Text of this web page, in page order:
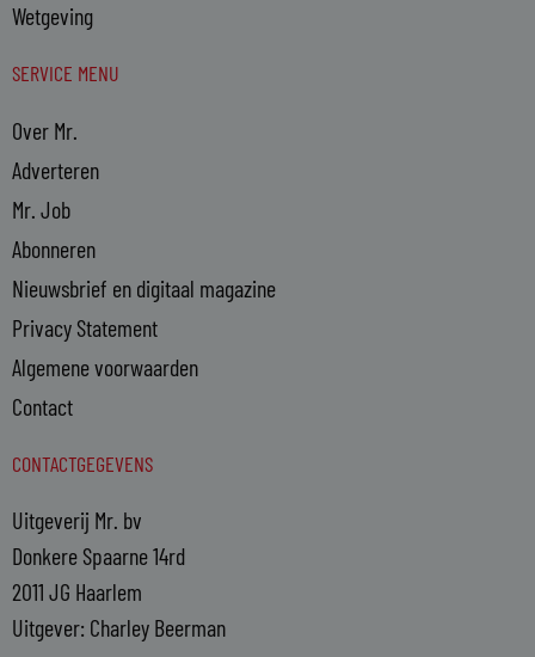
Wetgeving
SERVICE MENU
Over Mr.
Adverteren
Mr. Job
Abonneren
Nieuwsbrief en digitaal magazine
Privacy Statement
Algemene voorwaarden
Contact
CONTACTGEGEVENS
Uitgeverij Mr. bv
Donkere Spaarne 14rd
2011 JG Haarlem
Uitgever: Charley Beerman